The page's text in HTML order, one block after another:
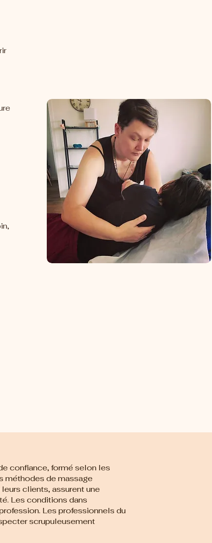
confiance, formé selon les
méthodes de massage
clients, assurent une
Les conditions dans
Les professionnels du
scrupuleusement